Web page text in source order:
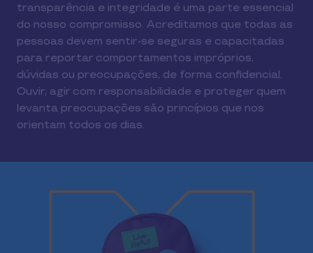
transparência e integridade é uma parte essencial
do nosso compromisso. Acreditamos que todas as
pessoas devem sentir-se seguras e capacitadas
para reportar comportamentos impróprios,
dúvidas ou preocupações, de forma confidencial.
Ouvir, agir com responsabilidade e proteger quem
levanta preocupações são princípios que nos
orientam todos os dias.